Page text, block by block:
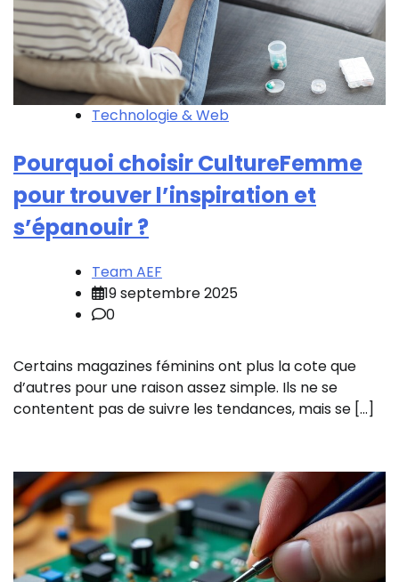
Technologie & Web
Pourquoi choisir CultureFemme
pour trouver l’inspiration et
s’épanouir ?
Team AEF
19 septembre 2025
0
Certains magazines féminins ont plus la cote que
d’autres pour une raison assez simple. Ils ne se
contentent pas de suivre les tendances, mais se […]